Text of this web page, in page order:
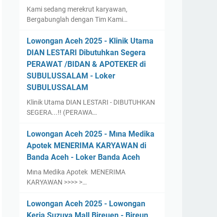
Kami sedang merekrut karyawan,
Bergabunglah dengan Tim Kami…
Lowongan Aceh 2025 - Klinik Utama
DIAN LESTARI Dibutuhkan Segera
PERAWAT /BIDAN & APOTEKER di
SUBULUSSALAM - Loker
SUBULUSSALAM
Klinik Utama DIAN LESTARI - DIBUTUHKAN
SEGERA...!! (PERAWA…
Lowongan Aceh 2025 - Mına Medika
Apotek MENERIMA KARYAWAN di
Banda Aceh - Loker Banda Aceh
Mına Medika Apotek MENERIMA
KARYAWAN >>>> >…
Lowongan Aceh 2025 - Lowongan